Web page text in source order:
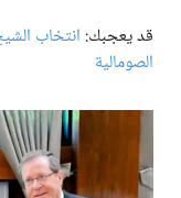
قد يعجبك: انتخاب
الصومالية